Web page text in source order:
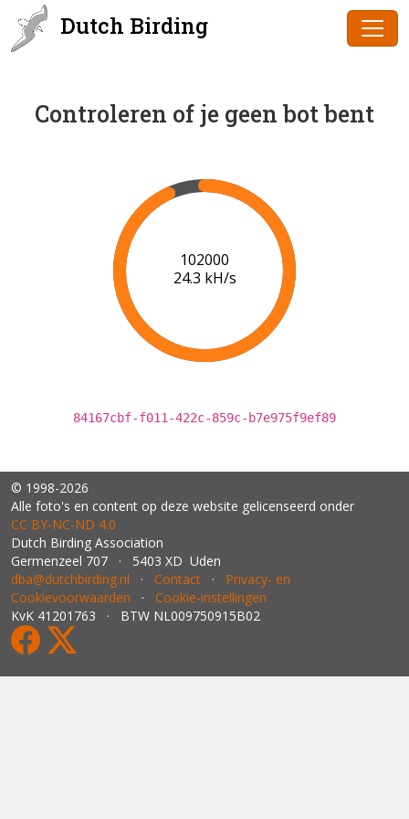
Dutch Birding
Controleren of je geen bot bent
102000
24.3 kH/s
84167cbf-f011-422c-859c-b7e975f9ef89
© 1998-2026
Alle foto's en content op deze website gelicenseerd onder
CC BY‑NC‑ND 4.0
Dutch Birding Association
Germenzeel 707 · 5403 XD Uden
dba@dutchbirding.nl · Contact · Privacy- en
Cookievoorwaarden · Cookie-instellingen
KvK 41201763 · BTW NL009750915B02